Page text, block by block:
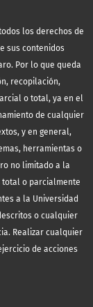
los derechos de
sus contenidos
Por lo que queda
recopilación,
o total, ya en el
de cualquier
y en general,
herramientas o
no limitado a la
total o parcialmente
a la Universidad
o cualquier
Realizar cualquier
de acciones